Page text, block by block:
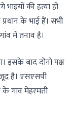
की हत्या हो
के भाई हैं। सभी
में तनाव है।
इसके बाद दोनों पक्ष
है। एसएसपी
गांव मेहरमती